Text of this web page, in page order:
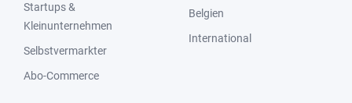
Startups &
Kleinunternehmen
Selbstvermarkter
Abo-Commerce
Belgien
International